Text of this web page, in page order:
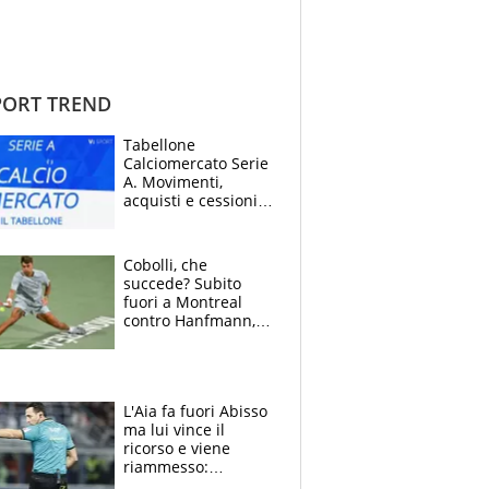
TREND
Tabellone
Calciomercato Serie
A. Movimenti,
acquisti e cessioni:
Cobolli, che
succede? Subito
fuori a Montreal
contro Hanfmann,
L'Aia fa fuori Abisso
ma lui vince il
ricorso e viene
riammesso: